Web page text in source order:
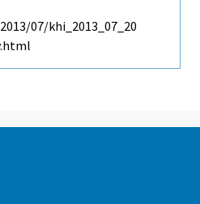
07/khi_2013_07_20